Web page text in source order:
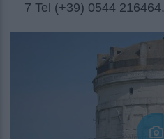
7 Tel (+39) 0544 216464.